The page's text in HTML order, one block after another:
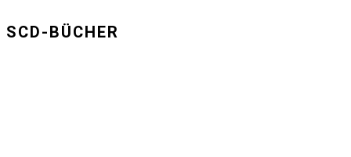
SCD-BÜCHER